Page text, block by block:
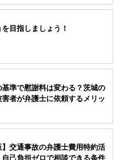
目指しましょう！
準で慰謝料は変わる？茨城の
者が弁護士に依頼するメリッ
】交通事故の弁護士費用特約活
自己負担ゼロで相談できる条件